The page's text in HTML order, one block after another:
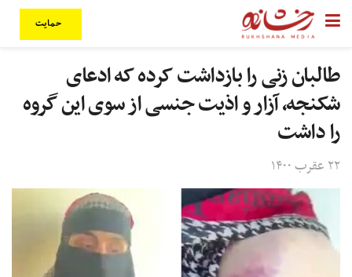
حمایت
طالبان زنی را بازداشت کرده که ادعای
شکنجه، آزار و اذیت جنسی از سوی این گروه
را داشت
۲۲ عقرب ۱۴۰۰